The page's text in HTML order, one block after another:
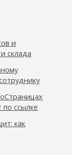
и
склада
по ссылке
как